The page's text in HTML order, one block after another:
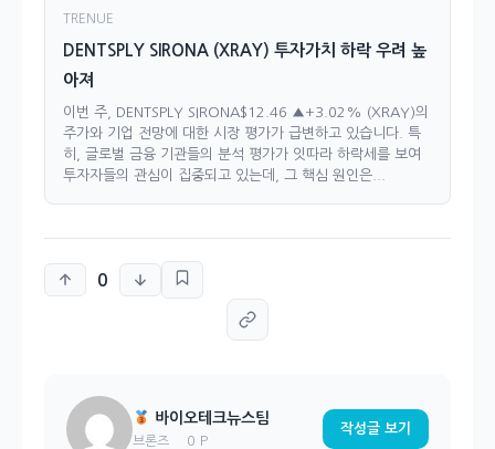
TRENUE
DENTSPLY SIRONA (XRAY) 투자가치 하락 우려 높
아져
이번 주, DENTSPLY SIRONA$12.46 ▲+3.02% (XRAY)의
주가와 기업 전망에 대한 시장 평가가 급변하고 있습니다. 특
히, 글로벌 금융 기관들의 분석 평가가 잇따라 하락세를 보여
투자자들의 관심이 집중되고 있는데, 그 핵심 원인은...
0
바이오테크뉴스팀
브론즈 0 P
작성글 보기